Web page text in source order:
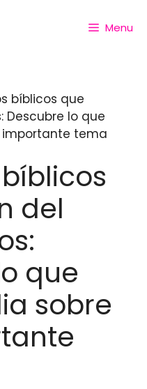
Menu
bíblicos que
Descubre lo que
importante tema
del
que
sobre